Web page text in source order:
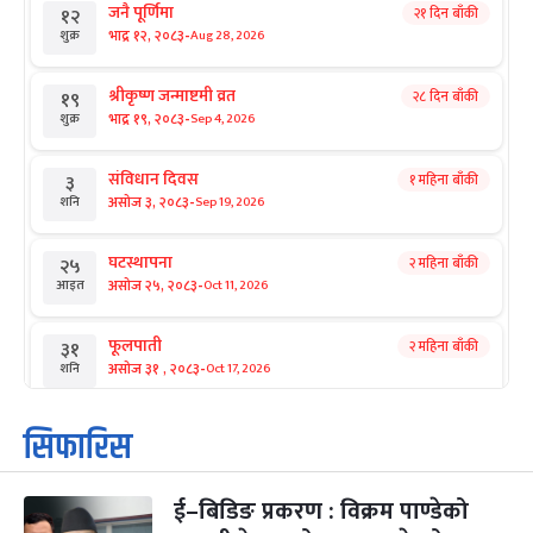
१२
शुक्र
जनै पूर्णिमा
भाद्र १२, २०८३-Aug 28, 2026
२१ दिन बाँकी
१९
शुक्र
श्रीकृष्ण जन्माष्टमी व्रत
भाद्र १९, २०८३-Sep 4, 2026
२८ दिन बाँकी
३
शनि
संविधान दिवस
असोज ३, २०८३-Sep 19, 2026
१ महिना बाँकी
२५
आइत
घटस्थापना
असोज २५, २०८३-Oct 11, 2026
२ महिना बाँकी
३१
शनि
फूलपाती
असोज ३१ , २०८३-Oct 17, 2026
२ महिना बाँकी
१
आइत
कार्तिक सङ्क्रान्ति
कार्तिक १, २०८३
३ महानवमी २ महिना बाँकी
सिफारिस
ई–बिडिङ प्रकरण : विक्रम पाण्डेको